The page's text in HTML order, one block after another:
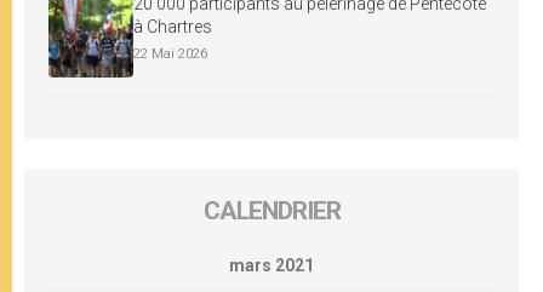
à Chartres
22 Mai 2026
CALENDRIER
mars 2021